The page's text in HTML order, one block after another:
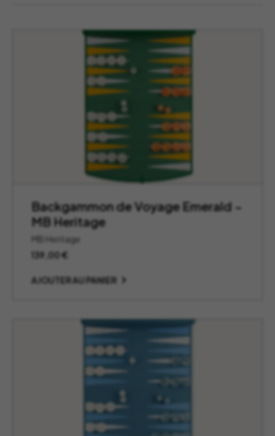
Backgammon de Voyage Emerald –
MB Heritage
MB Heritage
139,00€
AJOUTER AU PANIER